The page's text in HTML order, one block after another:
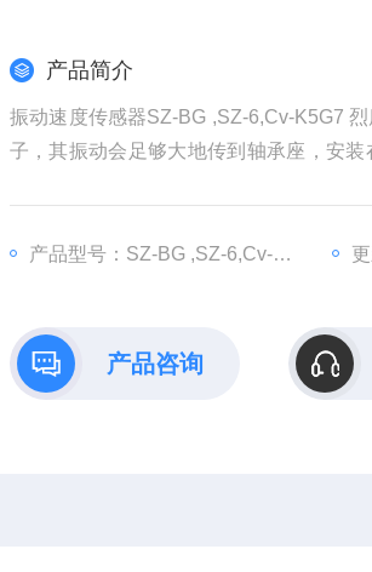
产品简介
振动速度传感器SZ-BG ,SZ-6,Cv-K5G7
子，其振动会足够大地传到轴承座，安
产品型号：SZ-BG ,SZ-6,Cv-K5G7
产品咨询